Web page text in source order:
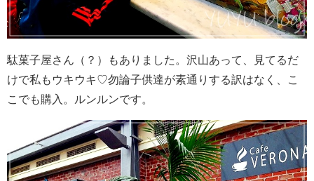
駄菓子屋さん（？）もありました。沢山あって、見てるだ
けで私もウキウキ♡勿論子供達が素通りする訳はなく、こ
こでも購入。ルンルンです。